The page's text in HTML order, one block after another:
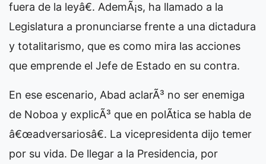
fuera de la leyâ€. AdemÃ¡s, ha llamado a la
Legislatura a pronunciarse frente a una dictadura
y totalitarismo, que es como mira las acciones
que emprende el Jefe de Estado en su contra.
En ese escenario, Abad aclarÃ³ no ser enemiga
de Noboa y explicÃ³ que en polÃ­tica se habla de
â€œadversariosâ€. La vicepresidenta dijo temer
por su vida. De llegar a la Presidencia, por